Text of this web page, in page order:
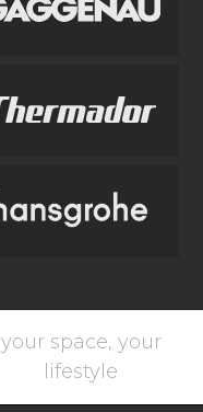
your space, your
lifestyle